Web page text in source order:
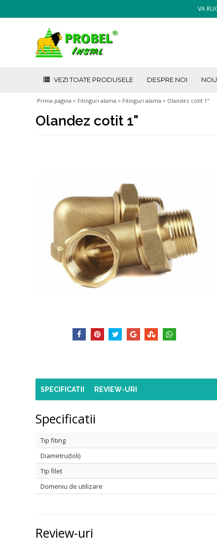
VA
VEZI TOATE PRODUSELE DESPRE NOI
Prima pagina » Fitinguri alama » Fitinguri alama » Olandez cotit 1"
Olandez cotit 1"
SPECIFICATII REVIEW-URI
Specificatii
Tip fiting
Diametru(toli)
Tip filet
Domeniu de utilizare
Review-uri